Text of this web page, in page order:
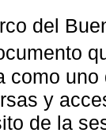
del
como
y
de la